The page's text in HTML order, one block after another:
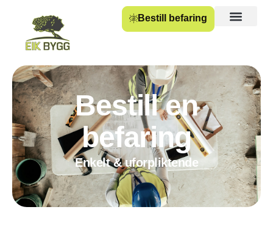
Bestill befaring
Bestill en
befaring
Enkelt & uforpliktende